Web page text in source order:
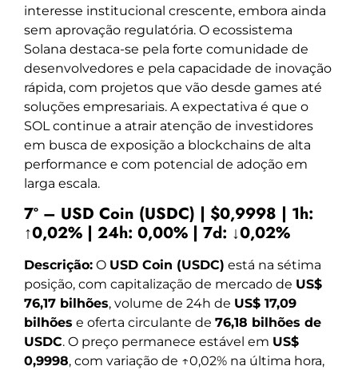
interesse institucional crescente, embora ainda
sem aprovação regulatória. O ecossistema
Solana destaca-se pela forte comunidade de
desenvolvedores e pela capacidade de inovação
rápida, com projetos que vão desde games até
soluções empresariais. A expectativa é que o
SOL continue a atrair atenção de investidores
em busca de exposição a blockchains de alta
performance e com potencial de adoção em
larga escala.
7º – USD Coin (USDC) | $0,9998 | 1h:
↑0,02% | 24h: 0,00% | 7d: ↓0,02%
Descrição: O USD Coin (USDC) está na sétima
posição, com capitalização de mercado de US$
76,17 bilhões, volume de 24h de US$ 17,09
bilhões e oferta circulante de 76,18 bilhões de
USDC. O preço permanece estável em US$
0,9998, com variação de ↑0,02% na última hora,